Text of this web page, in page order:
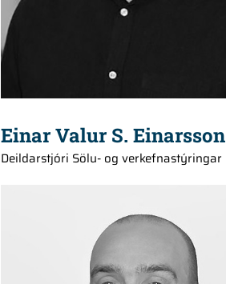
Einar Valur S. Einarsson
Deildarstjóri Sölu- og verkefnastýringar
karle@hedinn.is
karle@hedinn.is